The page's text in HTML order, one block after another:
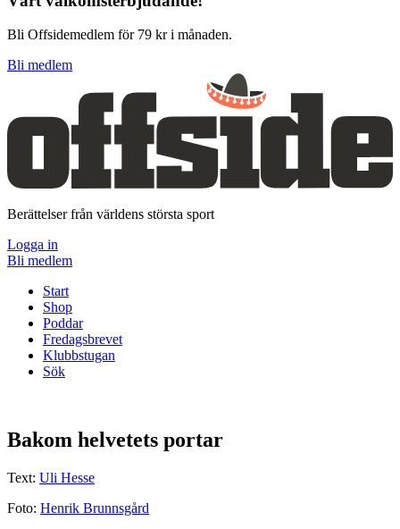
Bli Offsidemedlem för 79 kr i månaden.
Bli medlem
Berättelser från världens största sport
Logga in
Bli medlem
Start
Shop
Poddar
Fredagsbrevet
Klubbstugan
Sök
Bakom helvetets portar
Text: Uli Hesse
Foto: Henrik Brunnsgård